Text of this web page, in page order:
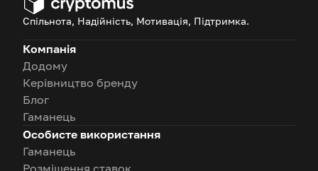
Спільнота, Надійність, Мотивація, Підтримка.
Компанія
Додому
Керівництво бренду
Блог
Гаманець
Особисте використання
Гаманець